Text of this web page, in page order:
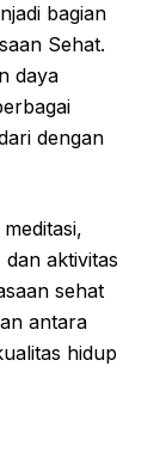
bagian
Sehat.
daya
dengan
aktivitas
sehat
antara
hidup